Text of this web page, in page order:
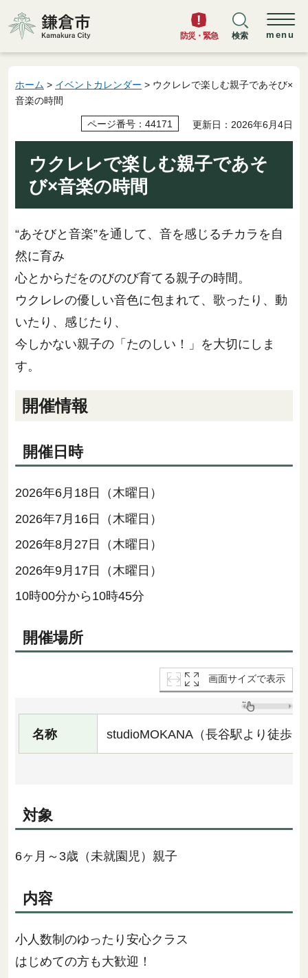
鎌倉市
防災・緊急 検索 menu
ホーム > イベントカレンダー > ウクレレで楽しむ親子であそび×
音楽の時間
ページ番号：44171 更新日：2026年6月4日
ウクレレで楽しむ親子であそ
び×音楽の時間
“あそびと音楽”を通して、音を感じるチカラを自
然に育み
心とからだをのびのび育てる親子の時間。
ウクレレの優しい音色に包まれて、歌ったり、動
いたり、感じたり、
今しかない親子の「たのしい！」を大切にしま
す。
開催情報
開催日時
2026年6月18日（木曜日）
2026年7月16日（木曜日）
2026年8月27日（木曜日）
2026年9月17日（木曜日）
10時00分から10時45分
開催場所
画面サイズで表示
名称 studioMOKANA（長谷駅より徒歩2
対象
6ヶ月～3歳（未就園児）親子
内容
小人数制のゆったり安心クラス
はじめての方も大歓迎！